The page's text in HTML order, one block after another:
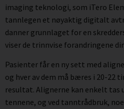
imaging teknologi, som iTero
tannlegen et nøyaktig digitalt
danner grunnlaget for en
viser de trinnvise forandringene
Pasienter får en ny sett med
og hver av dem må bæres i 20-22
resultat. Alignerne kan enkelt tas
tennene, og ved tanntrådbruk,